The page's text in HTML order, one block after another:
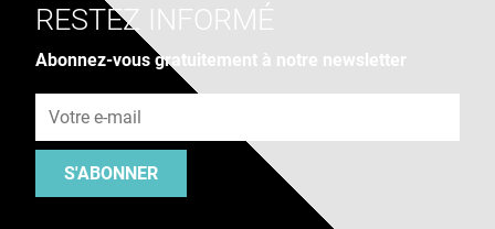
RESTEZ INFORMÉ
Abonnez-vous gratuitement à notre newsletter
S'ABONNER